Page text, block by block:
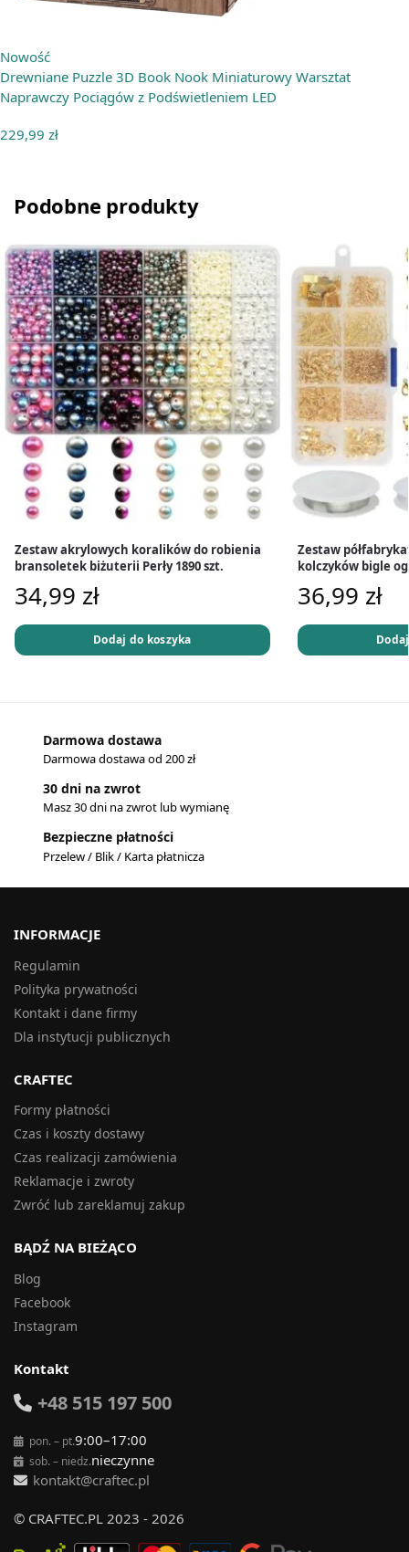
Nowość
Drewniane Puzzle 3D Book Nook Miniaturowy Warsztat
Naprawczy Pociągów z Podświetleniem LED
229,99 zł
Podobne produkty
Zestaw akrylowych koralików do robienia
bransoletek biżuterii Perły 1890 szt.
34,99 zł
Dodaj do koszyka
Zestaw
kolczyków bigle
36,99 zł
Darmowa dostawa
Darmowa dostawa od 200 zł
30 dni na zwrot
Masz 30 dni na zwrot lub wymianę
Bezpieczne płatności
Przelew / Blik / Karta płatnicza
INFORMACJE
Regulamin
Polityka prywatności
Kontakt i dane firmy
Dla instytucji publicznych
CRAFTEC
Formy płatności
Czas i koszty dostawy
Czas realizacji zamówienia
Reklamacje i zwroty
Zwróć lub zareklamuj zakup
BĄDŹ NA BIEŻĄCO
Blog
Facebook
Instagram
Kontakt
+48 515 197 500
pon. – pt.9:00–17:00
sob. – niedz.nieczynne
kontakt@craftec.pl
© CRAFTEC.PL 2023 - 2026